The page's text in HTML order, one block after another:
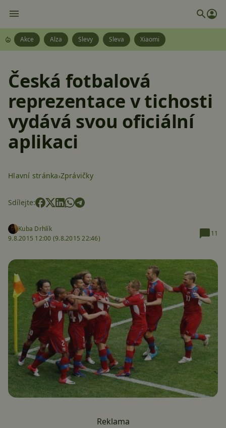
Akce Alza Slevy Sleva Xiaomi
Česká fotbalová
reprezentace v tichosti
vydává svou oficiální
aplikaci
Hlavní stránka Zprávičky
Sdílejte:
Kuba Drhlík
9.8.2015 12:00 (9.8.2015 22:46)
11
Reklama